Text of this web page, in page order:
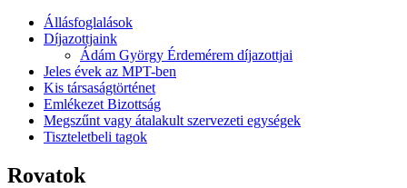
Állásfoglalások
Díjazottjaink
Ádám György Érdemérem díjazottjai
Jeles évek az MPT-ben
Kis társaságtörténet
Emlékezet Bizottság
Megszűnt vagy átalakult szervezeti egységek
Tiszteletbeli tagok
Rovatok